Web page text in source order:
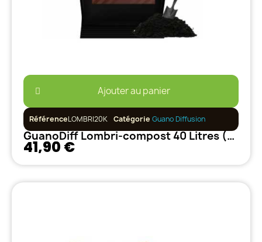
Ajouter au panier
RéférenceLOMBRI20K Catégorie Guano Diffusion
GuanoDiff Lombri-compost 40 Litres (20kg)
41,90 €